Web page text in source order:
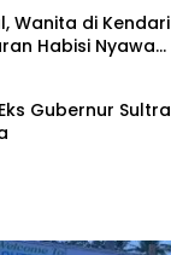
Wanita di Kendari
Habisi Nyawa
Gubernur Sultra